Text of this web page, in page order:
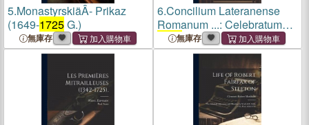
5.MonastyrskiäÂ- Prikaz
(1649-1725G.)
無庫存
6.Concilium Lateranense
Romanum ...: Celebratum
1725無庫存